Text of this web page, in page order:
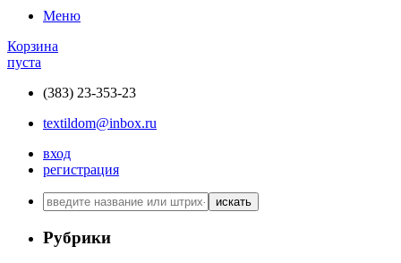
Меню
Корзина
пуста
(383) 23-353-23
textildom@inbox.ru
вход
регистрация
искать
Рубрики